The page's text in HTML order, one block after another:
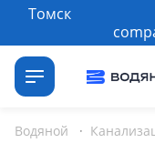
Томск
Водяной ·